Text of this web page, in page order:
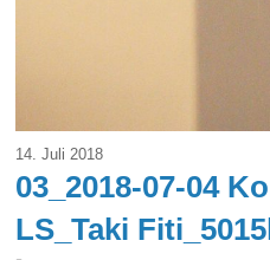
14. Juli 2018
03_2018-07-04
LS_Taki